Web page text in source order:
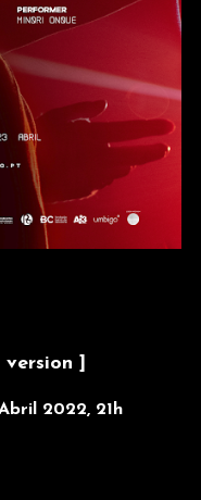
version ]
2022, 21h